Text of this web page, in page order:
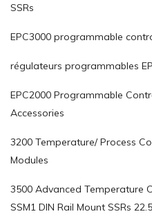
SSRs
EPC3000 programmable
régulateurs programmables
EPC2000 Programmable
Accessories
3200 Temperature/ Process
Modules
3500 Advanced
SSM1 DIN Rail Mount SSRs